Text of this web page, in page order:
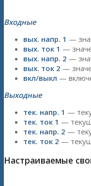
Входные
вых. напр. 1 —
вых. ток 1 —
вых. напр. 2 —
вых. ток 2 —
вкл/выкл —
Выходные
тек. напр. 1 —
тек. ток 1 —
тек. напр. 2 —
тек. ток 2 —
Настраиваемые